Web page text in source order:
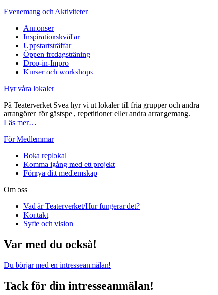
Evenemang och Aktiviteter
Annonser
Inspirationskvällar
Uppstartsträffar
Öppen fredagsträning
Drop-in-Impro
Kurser och workshops
Hyr våra lokaler
På Teaterverket Svea hyr vi ut lokaler till fria grupper och andra
arrangörer, för gästspel, repetitioner eller andra arrangemang.
Läs mer…
För Medlemmar
Boka replokal
Komma igång med ett projekt
Förnya ditt medlemskap
Om oss
Vad är Teaterverket/Hur fungerar det?
Kontakt
Syfte och vision
Var med du också!
Du börjar med en intresseanmälan!
Tack för din intresseanmälan!